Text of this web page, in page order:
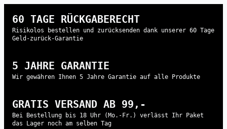
60 TAGE RÜCKGABERECHT
Risikolos bestellen und zurücksenden dank unserer 60 Tage
Geld-zurück-Garantie
5 JAHRE GARANTIE
Wir gewähren Ihnen 5 Jahre Garantie auf alle Produkte
GRATIS VERSAND AB 99,-
Bei Bestellung bis 18 Uhr (Mo.-Fr.) verlässt Ihr Paket
das Lager noch am selben Tag